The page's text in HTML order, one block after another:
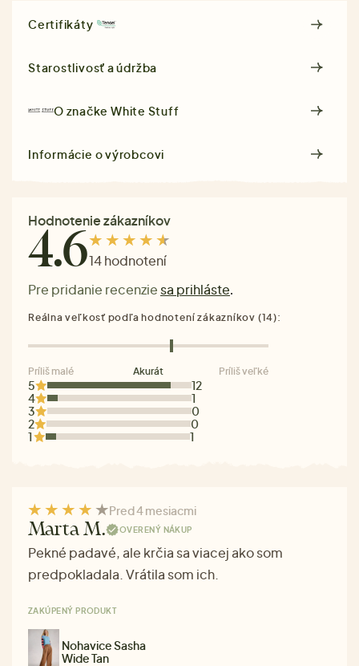
Certifikáty
Starostlivosť a údržba
O značkeWhite Stuff
Informácie o výrobcovi
Hodnotenie zákazníkov
4.614 hodnotení
Pre pridanie recenzie sa prihláste.
5
12
4
1
3
0
2
0
1
1
Reálna veľkosť podľa hodnotení zákazníkov (14):
Príliš malé Akurát Príliš veľké
Pred 4 mesiacmi
Marta M. OVERENÝ NÁKUP
Pekné padavé, ale krčia sa viacej ako som
predpokladala. Vrátila som ich.
ZAKÚPENÝ PRODUKT
Nohavice Sasha
Wide Tan